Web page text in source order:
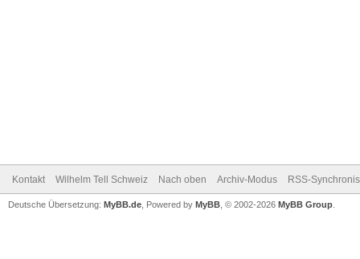
Kontakt Wilhelm Tell Schweiz Nach oben Archiv-Modus RSS-
Deutsche Übersetzung: MyBB.de , Powered by MyBB , © 2002-2026 MyBB Group